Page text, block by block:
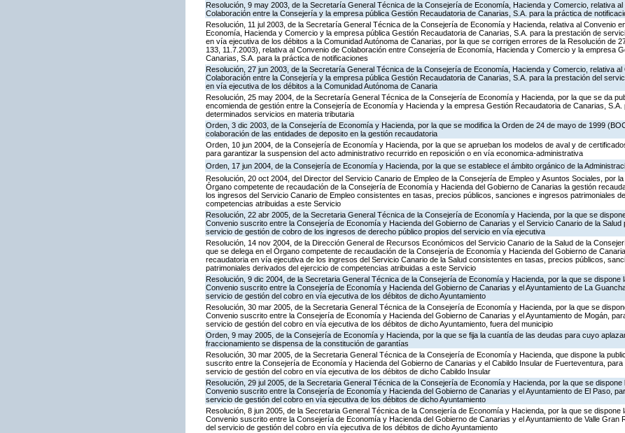
Resolución, 9 may 2003, de la Secretaría General Técnica de la Consejería de Economía, Hacienda y Comercio, relativa al
Colaboración entre la Consejería y la empresa pública Gestión Recaudatoria de Canarias, S.A. para la práctica de
Resolución, 11 jul 2003, de la Secretaría General Técnica de la Consejería de Economía y Hacienda, relativa al Convenio
Economía, Hacienda y Comercio y la empresa pública Gestión Recaudatoria de Canarias, S.A. para la prestación de
en vía ejecutiva de los débitos a la Comunidad Autónoma de Canarias, por la que se corrigen errores de la Resolución de
133, 11.7.2003), relativa al Convenio de Colaboración entre Consejería de Economía, Hacienda y Comercio y la empresa
Canarias, S.A. para la práctica de notificaciones
Resolución, 27 jun 2003, de la Secretaría General Técnica de la Consejería de Economía, Hacienda y Comercio, relativa al
Colaboración entre la Consejería y la empresa pública Gestión Recaudatoria de Canarias, S.A. para la prestación del
en vía ejecutiva de los débitos a la Comunidad Autónoma de Canaria
Resolución, 25 may 2004, de la Secretaría General Técnica de la Consejería de Economía y Hacienda, por la que se da
encomienda de gestión entre la Consejería de Economía y Hacienda y la empresa Gestión Recaudatoria de Canarias, S.A.
determinados servicios en materia tributaria
Orden, 3 dic 2003, de la Consejería de Economía y Hacienda, por la que se modifica la Orden de 24 de mayo de 1999
colaboración de las entidades de deposito en la gestión recaudatoria
Orden, 10 jun 2004, de la Consejería de Economía y Hacienda, por la que se aprueban los modelos de aval y de
para garantizar la suspension del acto administrativo recurrido en reposición o en vía economica-administrativa
Orden, 17 jun 2004, de la Consejería de Economía y Hacienda, por la que se establece el ámbito orgánico de la
Resolución, 20 oct 2004, del Director del Servicio Canario de Empleo de la Consejería de Empleo y Asuntos Sociales, por la
Órgano competente de recaudación de la Consejería de Economía y Hacienda del Gobierno de Canarias la gestión
los ingresos del Servicio Canario de Empleo consistentes en tasas, precios públicos, sanciones e ingresos patrimoniales
competencias atribuidas a este Servicio
Resolución, 22 abr 2005, de la Secretaria General Técnica de la Consejería de Economía y Hacienda, por la que se
Convenio suscrito entre la Consejería de Economía y Hacienda del Gobierno de Canarias y el Servicio Canario de la Salud
servicio de gestión de cobro de los ingresos de derecho público propios del servicio en vía ejecutiva
Resolución, 14 nov 2004, de la Dirección General de Recursos Económicos del Servicio Canario de la Salud de la
que se delega en el Órgano competente de recaudación de la Consejería de Economía y Hacienda del Gobierno de
recaudatoria en vía ejecutiva de los ingresos del Servicio Canario de la Salud consistentes en tasas, precios públicos,
patrimoniales derivados del ejercicio de competencias atribuidas a este Servicio
Resolución, 9 dic 2004, de la Secretaria General Técnica de la Consejería de Economía y Hacienda, por la que se dispone
Convenio suscrito entre la Consejería de Economía y Hacienda del Gobierno de Canarias y el Ayuntamiento de La
servicio de gestión del cobro en vía ejecutiva de los débitos de dicho Ayuntamiento
Resolución, 30 mar 2005, de la Secretaria General Técnica de la Consejería de Economía y Hacienda, por la que se
Convenio suscrito entre la Consejería de Economía y Hacienda del Gobierno de Canarias y el Ayuntamiento de Mogán,
servicio de gestión del cobro en vía ejecutiva de los débitos de dicho Ayuntamiento, fuera del municipio
Orden, 9 may 2005, de la Consejería de Economía y Hacienda, por la que se fija la cuantía de las deudas para cuyo
fraccionamiento se dispensa de la constitución de garantías
Resolución, 30 mar 2005, de la Secretaria General Técnica de la Consejería de Economía y Hacienda, que dispone la
suscrito entre la Consejería de Economía y Hacienda del Gobierno de Canarias y el Cabildo Insular de Fuerteventura, para
servicio de gestión del cobro en vía ejecutiva de los débitos de dicho Cabildo Insular
Resolución, 29 jul 2005, de la Secretaria General Técnica de la Consejería de Economía y Hacienda, por la que se dispone
Convenio suscrito entre la Consejería de Economía y Hacienda del Gobierno de Canarias y el Ayuntamiento de El Paso,
servicio de gestión del cobro en vía ejecutiva de los débitos de dicho Ayuntamiento
Resolución, 8 jun 2005, de la Secretaria General Técnica de la Consejería de Economía y Hacienda, por la que se dispone
Convenio suscrito entre la Consejería de Economía y Hacienda del Gobierno de Canarias y el Ayuntamiento de Valle Gran
del servicio de gestión del cobro en vía ejecutiva de los débitos de dicho Ayuntamiento